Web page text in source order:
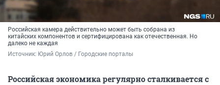
Российская камера действительно может быть собрана из
китайских компонентов и сертифицирована как отечественная. Но
далеко не каждая
Источник: Юрий Орлов / Городские порталы
Российская экономика регулярно сталкивается с